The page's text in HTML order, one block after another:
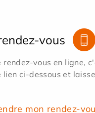
vous
rendez-vous en ligne,
lien ci-dessous et
mon rendez-